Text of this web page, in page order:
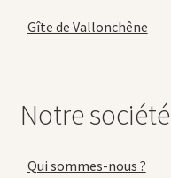
Gîte de Vallonchêne
Notre société
Qui sommes-nous ?